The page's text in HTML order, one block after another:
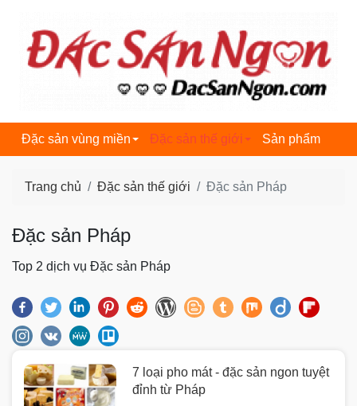
Đặc sản vùng miền Đặc sản thế giới Sản phẩm
Trang chủ Đặc sản thế giới Đặc sản Pháp
Đặc sản Pháp
Top 2 dịch vụ Đặc sản Pháp
7 loại pho mát - đặc sản ngon tuyệt
đỉnh từ Pháp